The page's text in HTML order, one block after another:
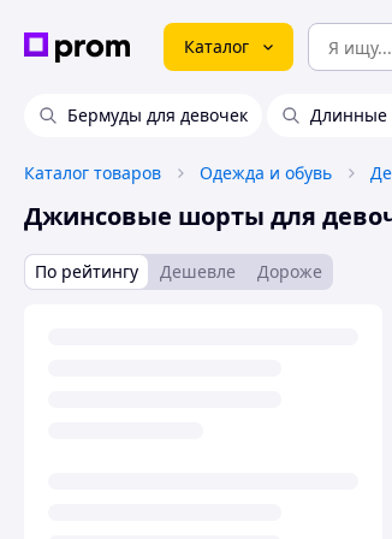
Каталог
Бермуды для девочек Длинные
Каталог товаров Одежда и обувь
Джинсовые шорты для
По рейтингу Дешевле Дороже